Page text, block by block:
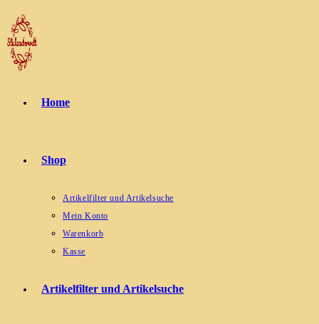
Zum
Inhalt
springen
Home
Shop
Artikelfilter und Artikelsuche
Mein Konto
Warenkorb
Kasse
Artikelfilter und Artikelsuche